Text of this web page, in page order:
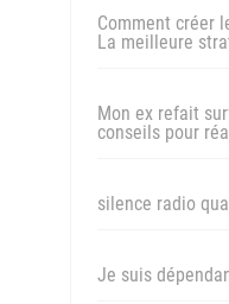
Comment créer
La meilleure
Mon ex refait
conseils pour
silence radio
Je suis